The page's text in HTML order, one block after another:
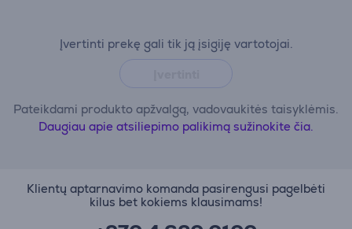
Įvertinti prekę gali tik ją įsigiję vartotojai.
Pateikdami produkto apžvalgą, vadovaukitės taisyklėmis.
Daugiau apie atsiliepimo palikimą sužinokite čia.
Klientų aptarnavimo komanda pasirengusi pagelbėti
kilus bet kokiems klausimams!